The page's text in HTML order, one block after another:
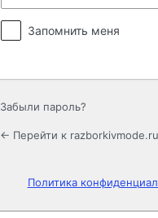
Запомнить меня
Забыли пароль?
← Перейти к razborkivmode.ru
Политика